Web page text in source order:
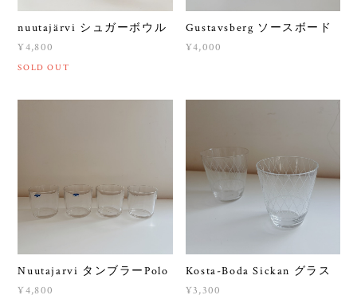
nuutajärvi シュガーボウル
¥4,800
SOLD OUT
Gustavsberg ソースボード
¥4,000
Nuutajarvi タンブラーPolo
¥4,800
Kosta-Boda Sickan グラス
¥3,300